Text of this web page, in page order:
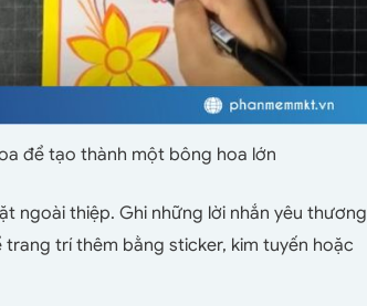
để tạo thành một bông hoa lớn
ngoài thiệp. Ghi những lời nhắn yêu thương
trí thêm bằng sticker, kim tuyến hoặc